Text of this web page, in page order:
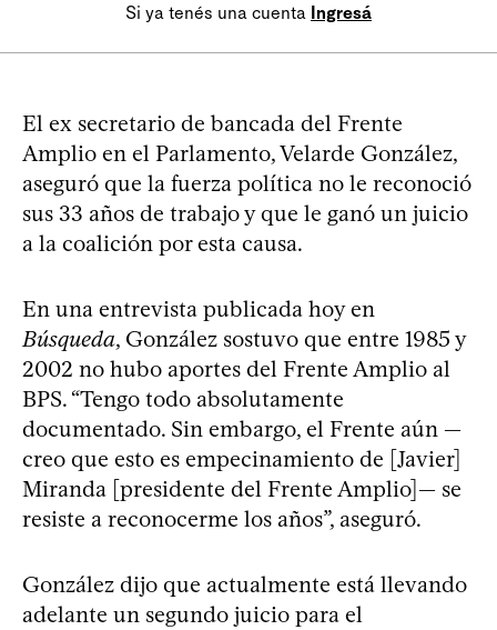
Si ya tenés una cuenta Ingresá
El ex secretario de bancada del Frente
Amplio en el Parlamento, Velarde González,
aseguró que la fuerza política no le reconoció
sus 33 años de trabajo y que le ganó un juicio
a la coalición por esta causa.
En una entrevista publicada hoy en
Búsqueda, González sostuvo que entre 1985 y
2002 no hubo aportes del Frente Amplio al
BPS. “Tengo todo absolutamente
documentado. Sin embargo, el Frente aún —
creo que esto es empecinamiento de [Javier]
Miranda [presidente del Frente Amplio]— se
resiste a reconocerme los años”, aseguró.
González dijo que actualmente está llevando
adelante un segundo juicio para el